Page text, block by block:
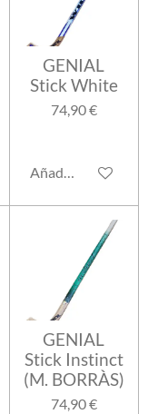
GENIAL
Stick White
74,90 €
Añadir al carrito
GENIAL
Stick Instinct
(M. BORRÀS)
74,90 €